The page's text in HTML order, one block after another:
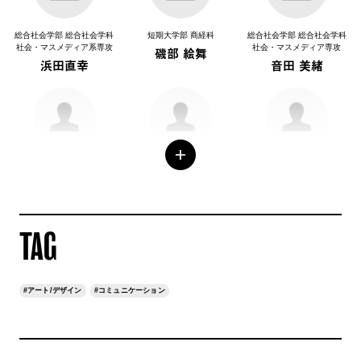
総合社会学部 総合社会学科
社会・マスメディア系専攻
浜田直幸
短期大学部 商経科
磯部 絵舞
総合社会学部 総合社会学科
社会・マスメディア専攻
音田 美緒
経営学部 会計学科
TAG
#アート/デザイン #コミュニケーション